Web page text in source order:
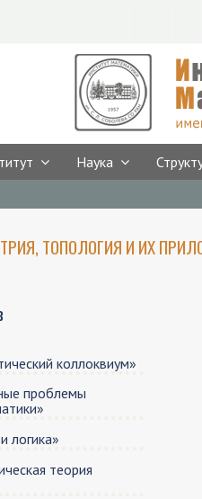
Наука
ТОПОЛОГИЯ И ИХ
коллоквиум»
проблемы
логика»
теория